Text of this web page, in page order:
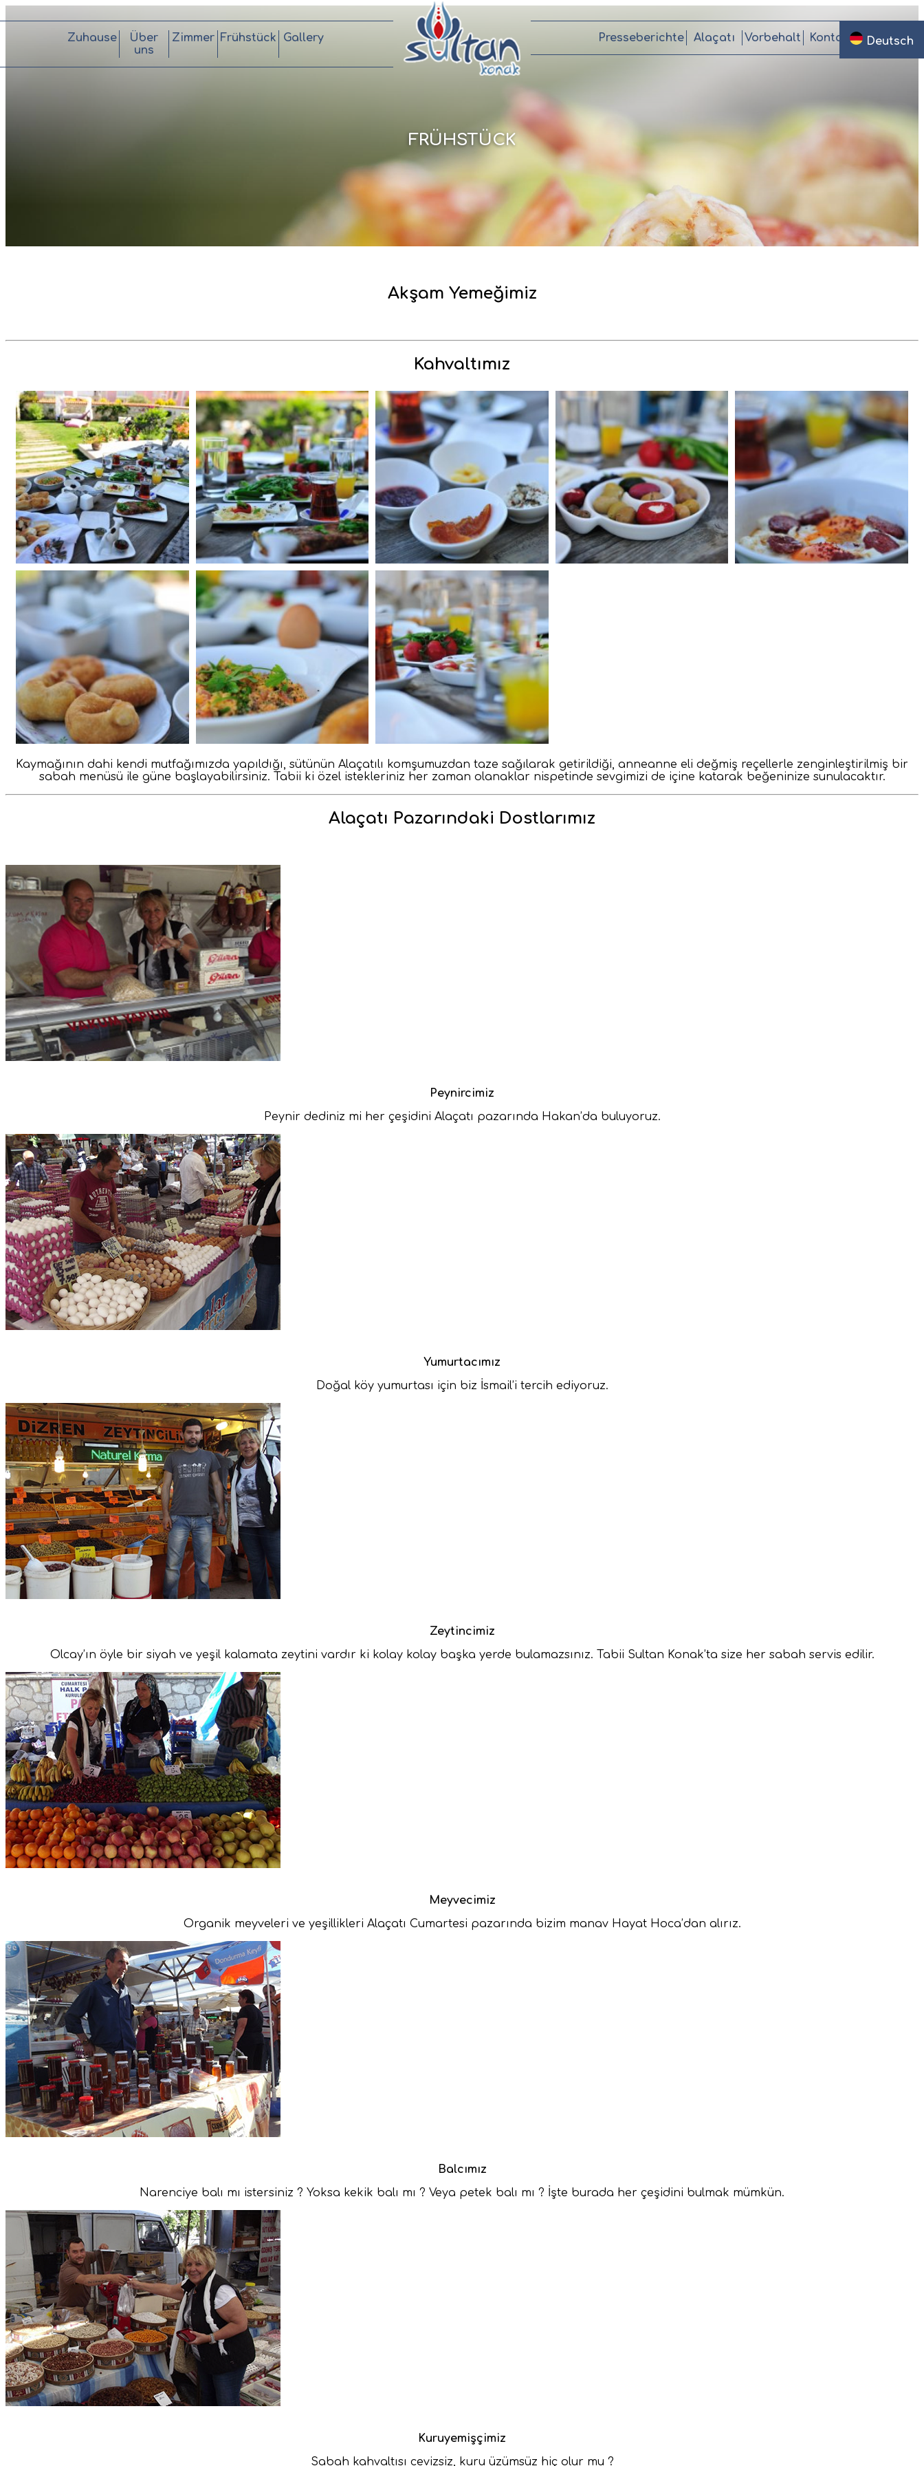
Zuhause
Über
uns
Zimmer Frühstück Gallery Presseberichte Alaçatı Vorbehalt Kontakt Deutsch
FRÜHSTÜCK
Akşam Yemeğimiz
Kahvaltımız
Kaymağının dahi kendi mutfağımızda yapıldığı, sütünün Alaçatılı komşumuzdan taze sağılarak getirildiği, anneanne eli değmiş reçellerle zenginleştirilmiş bir
sabah menüsü ile güne başlayabilirsiniz. Tabii ki özel istekleriniz her zaman olanaklar nispetinde sevgimizi de içine katarak beğeninize sunulacaktır.
Alaçatı Pazarındaki Dostlarımız
Peynircimiz
Peynir dediniz mi her çeşidini Alaçatı pazarında Hakan’da buluyoruz.
Yumurtacımız
Doğal köy yumurtası için biz İsmail’i tercih ediyoruz.
Zeytincimiz
Olcay’ın öyle bir siyah ve yeşil kalamata zeytini vardır ki kolay kolay başka yerde bulamazsınız. Tabii Sultan Konak’ta size her sabah servis edilir.
Meyvecimiz
Organik meyveleri ve yeşillikleri Alaçatı Cumartesi pazarında bizim manav Hayat Hoca’dan alırız.
Balcımız
Narenciye balı mı istersiniz ? Yoksa kekik balı mı ? Veya petek balı mı ? İşte burada her çeşidini bulmak mümkün.
Kuruyemişçimiz
Sabah kahvaltısı cevizsiz, kuru üzümsüz hiç olur mu ?